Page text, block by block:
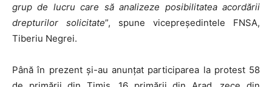
grup de lucru care să analizeze posibilitatea acordării
drepturilor solicitate”, spune vicepreședintele FNSA,
Tiberiu Negrei.
Până în prezent și-au anunțat participarea la protest 58